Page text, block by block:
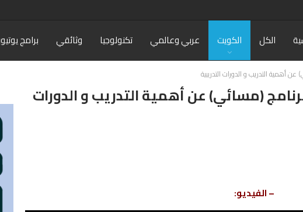
الكل الكويت عربي وعالمي تكنولوجيا وثائقي برامج
أهمية التدريب و الدورات التدريبية
(مسائي) عن أهمية التدريب و الدورات
– الفيديو: